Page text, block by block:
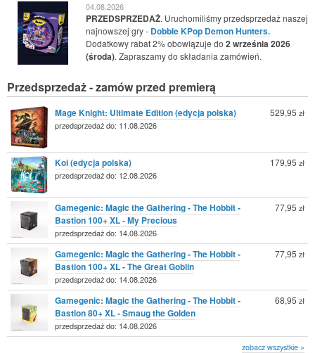
04.08.2026
PRZEDSPRZEDAŻ. Uruchomiliśmy przedsprzedaż naszej
najnowszej gry - Dobble KPop Demon Hunters.
Dodatkowy rabat 2% obowiązuje do 2 września 2026
(środa). Zapraszamy do składania zamówień.
Przedsprzedaż - zamów przed premierą
Mage Knight: Ultimate Edition (edycja polska)
przedsprzedaż do: 11.08.2026
529,95 zł
Koi (edycja polska)
przedsprzedaż do: 12.08.2026
179,95 zł
Gamegenic: Magic the Gathering - The Hobbit -
Bastion 100+ XL - My Precious
przedsprzedaż do: 14.08.2026
77,95 zł
Gamegenic: Magic the Gathering - The Hobbit -
Bastion 100+ XL - The Great Goblin
przedsprzedaż do: 14.08.2026
77,95 zł
Gamegenic: Magic the Gathering - The Hobbit -
Bastion 80+ XL - Smaug the Golden
przedsprzedaż do: 14.08.2026
68,95 zł
zobacz wszystkie »